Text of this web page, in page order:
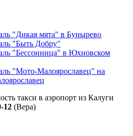
"Дикая мята" в Бунырево
"Быть Добру"
"Бессонница" в Юхновском
"Мото-Малоярославец" на
12 (Вера)